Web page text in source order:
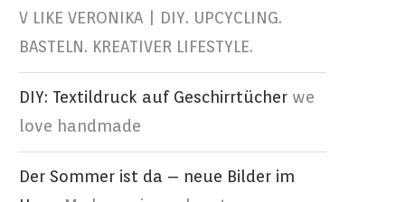
V LIKE VERONIKA | DIY. UPCYCLING.
BASTELN. KREATIVER LIFESTYLE.
DIY: Textildruck auf Geschirrtücher we
love handmade
Der Sommer ist da – neue Bilder im